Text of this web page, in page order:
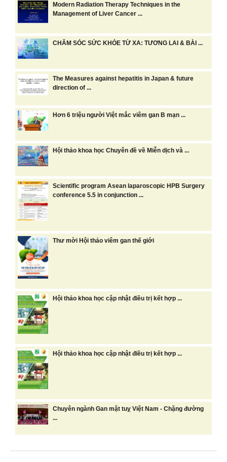
Modern Radiation Therapy Techniques in the
Management of Liver Cancer ...
CHĂM SÓC SỨC KHỎE TỪ XA: TƯƠNG LAI & BÀI ...
The Measures against hepatitis in Japan & future
direction of ...
Hơn 6 triệu người Việt mắc viêm gan B mạn ...
Hội thảo khoa học Chuyên đề về Miễn dịch và ...
Scientific program Asean laparoscopic HPB Surgery
conference 5.5 in conjunction ...
Thư mời Hội thảo viêm gan thế giới
Hội thảo khoa học cập nhật điều trị kết hợp ...
Hội thảo khoa học cập nhật điều trị kết hợp ...
Chuyên ngành Gan mật tuỵ Việt Nam - Chặng đường
...